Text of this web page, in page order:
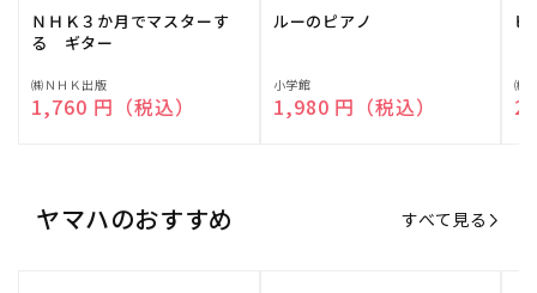
ＮＨＫ３か月でマスターす
る ギター
販
売
㈱ＮＨＫ出版
通常価格
1,760 円（税込）
ルーのピアノ
販
売
小学館
通常価格
1,980 円（税込）
ピ
販
売
㈱
ヤマハのおすすめ すべて見る